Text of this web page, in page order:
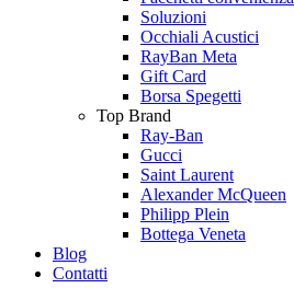
Soluzioni
Occhiali Acustici
RayBan Meta
Gift Card
Borsa Spegetti
Top Brand
Ray-Ban
Gucci
Saint Laurent
Alexander McQueen
Philipp Plein
Bottega Veneta
Blog
Contatti